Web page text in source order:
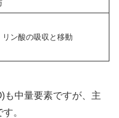
ン酸の吸収と移動
も中量要素ですが、主
。